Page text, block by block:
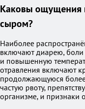
Каковы ощущения
сыром?
Наиболее
включают диарею, боли
и повышенную
отравления включают
продолжающуюся
частую рвоту,
организме, и признаки